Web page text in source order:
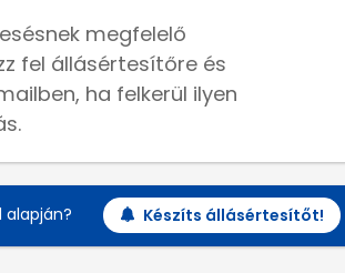
megfelelő
fel állásértesítőre és
ha felkerül ilyen
alapján? Készíts állásértesítőt!